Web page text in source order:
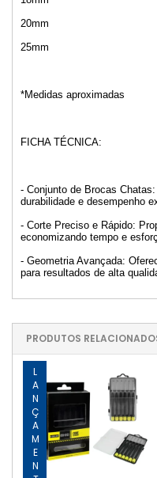
20mm
25mm
*Medidas aproximadas
FICHA TÉCNICA:
- Conjunto de Brocas
durabilidade e desempenho
- Corte Preciso e Rápido:
economizando tempo e
- Geometria Avançada:
para resultados de alta
PRODUTOS
LANÇAMENTO